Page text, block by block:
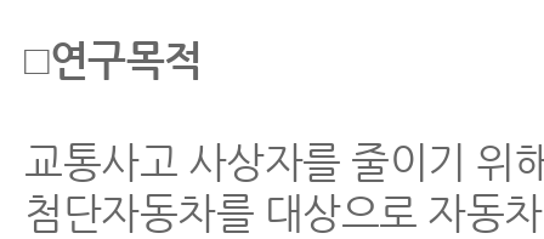
□연구목적
교통사고 사상자를 줄이기 위
첨단자동차를 대상으로 자동